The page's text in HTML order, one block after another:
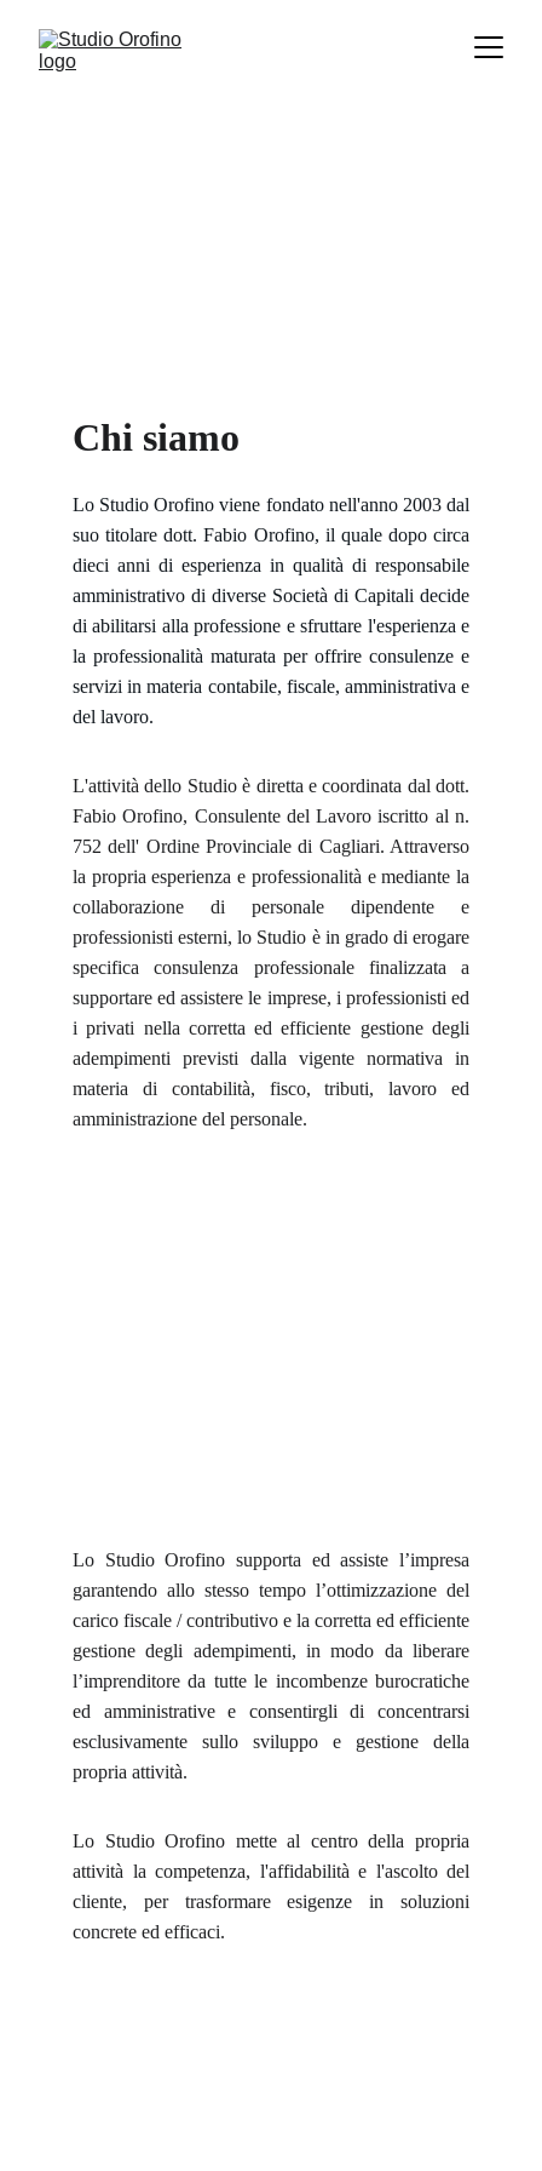
Chi siamo
Lo Studio Orofino viene fondato nell'anno 2003 dal
suo titolare dott. Fabio Orofino, il quale dopo circa
dieci anni di esperienza in qualità di responsabile
amministrativo di diverse Società di Capitali decide
di abilitarsi alla professione e sfruttare l'esperienza e
la professionalità maturata per offrire consulenze e
servizi in materia contabile, fiscale, amministrativa e
del lavoro.
L'attività dello Studio è diretta e coordinata dal dott.
Fabio Orofino, Consulente del Lavoro iscritto al n.
752 dell' Ordine Provinciale di Cagliari. Attraverso
la propria esperienza e professionalità e mediante la
collaborazione di personale dipendente e
professionisti esterni, lo Studio è in grado di erogare
specifica consulenza professionale finalizzata a
supportare ed assistere le imprese, i professionisti ed
i privati nella corretta ed efficiente gestione degli
adempimenti previsti dalla vigente normativa in
materia di contabilità, fisco, tributi, lavoro ed
amministrazione del personale.
Lo Studio Orofino supporta ed assiste l’impresa
garantendo allo stesso tempo l’ottimizzazione del
carico fiscale / contributivo e la corretta ed efficiente
gestione degli adempimenti, in modo da liberare
l’imprenditore da tutte le incombenze burocratiche
ed amministrative e consentirgli di concentrarsi
esclusivamente sullo sviluppo e gestione della
propria attività.
Lo Studio Orofino mette al centro della propria
attività la competenza, l'affidabilità e l'ascolto del
cliente, per trasformare esigenze in soluzioni
concrete ed efficaci.